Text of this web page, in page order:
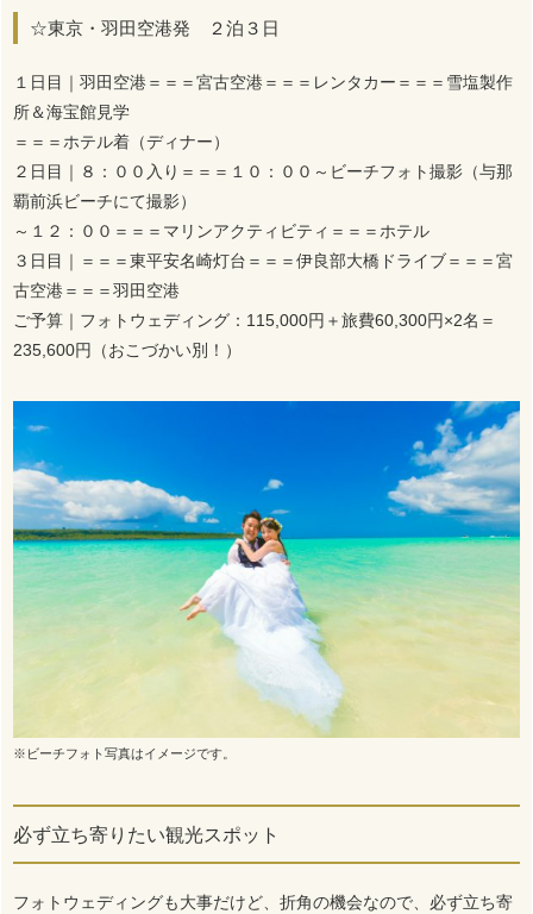
☆東京・羽田空港発 ２泊３日
１日目｜羽田空港＝＝＝宮古空港＝＝＝レンタカー＝＝＝雪塩製作
所＆海宝館見学
＝＝＝ホテル着（ディナー）
２日目｜８：００入り＝＝＝１０：００～ビーチフォト撮影（与那
覇前浜ビーチにて撮影）
～１２：００＝＝＝マリンアクティビティ＝＝＝ホテル
３日目｜＝＝＝東平安名崎灯台＝＝＝伊良部大橋ドライブ＝＝＝宮
古空港＝＝＝羽田空港
ご予算｜フォトウェディング：115,000円＋旅費60,300円×2名＝
235,600円（おこづかい別！）
※ビーチフォト写真はイメージです。
必ず立ち寄りたい観光スポット
フォトウェディングも大事だけど、折角の機会なので、必ず立ち寄